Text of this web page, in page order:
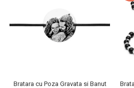
Bratara cu Poza Gravata si Banut